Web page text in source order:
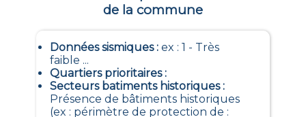
de la commune
Données sismiques: ex : 1 - Très
faible ...
Quartiers prioritaires:
Secteurs batiments historiques:
Présence de bâtiments historiques
(ex : périmètre de protection de :